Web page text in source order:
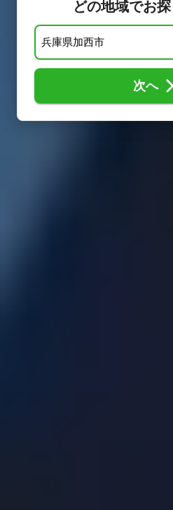
どの地域でお
次へ